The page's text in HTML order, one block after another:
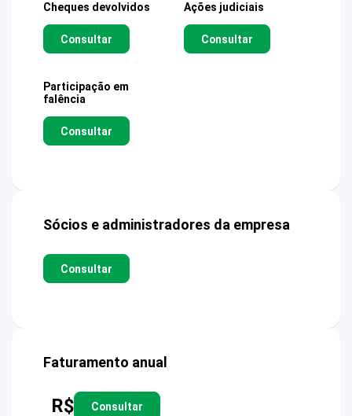
Cheques devolvidos
Consultar
Ações judiciais
Consultar
Participação em
falência
Consultar
Sócios e administradores da empresa
Consultar
Faturamento anual
R$ Consultar